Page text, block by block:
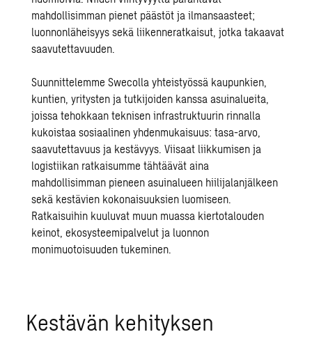
mahdollisimman pienet päästöt ja ilmansaasteet;
luonnonläheisyys sekä liikenneratkaisut, jotka takaavat
saavutettavuuden.
Suunnittelemme Swecolla yhteistyössä kaupunkien,
kuntien, yritysten ja tutkijoiden kanssa asuinalueita,
joissa tehokkaan teknisen infrastruktuurin rinnalla
kukoistaa sosiaalinen yhdenmukaisuus: tasa-arvo,
saavutettavuus ja kestävyys.Viisaat liikkumisen ja
logistiikan ratkaisumme tähtäävät aina
mahdollisimman pieneen asuinalueen hiilijalanjälkeen
sekä kestävien kokonaisuuksien luomiseen.
Ratkaisuihin kuuluvat muun muassa kiertotalouden
keinot, ekosysteemipalvelut ja luonnon
monimuotoisuuden tukeminen.
Kestävän kehityksen